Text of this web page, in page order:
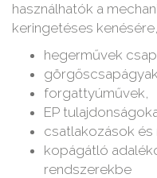
használhatók a
keringetéses
hegerművek
forgattyúművek,
EP
csatlakozások
kopágátló
rendszerekbe